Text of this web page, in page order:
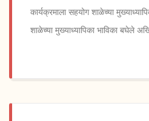
कार्यक्रमाला सहयोग शाळेच्या
शाळेच्या मुख्याध्यापिका भाविका बघेले